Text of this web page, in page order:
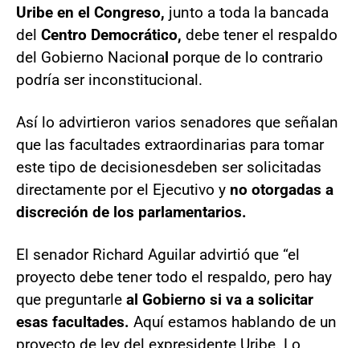
Uribe en el Congreso, junto a toda la bancada
del Centro Democrático, debe tener el respaldo
del Gobierno Nacional porque de lo contrario
podría ser inconstitucional.
Así lo advirtieron varios senadores que señalan
que las facultades extraordinarias para tomar
este tipo de decisionesdeben ser solicitadas
directamente por el Ejecutivo y no otorgadas a
discreción de los parlamentarios.
El senador Richard Aguilar advirtió que “el
proyecto debe tener todo el respaldo, pero hay
que preguntarle al Gobierno si va a solicitar
esas facultades. Aquí estamos hablando de un